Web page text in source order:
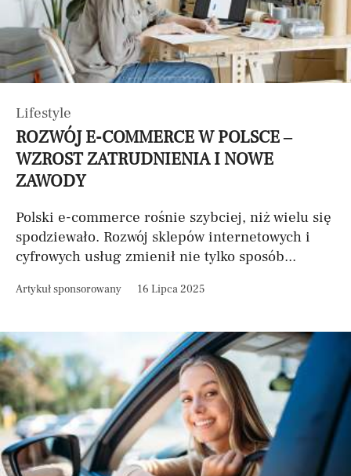
Lifestyle
ROZWÓJ E-COMMERCE W POLSCE –
WZROST ZATRUDNIENIA I NOWE
ZAWODY
Polski e-commerce rośnie szybciej, niż wielu się
spodziewało. Rozwój sklepów internetowych i
cyfrowych usług zmienił nie tylko sposób...
Artykuł sponsorowany 16 Lipca 2025